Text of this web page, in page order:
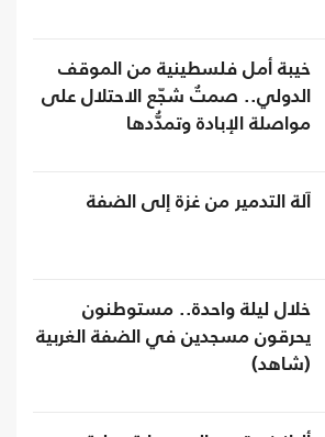
خيبة أمل فلسطينية من الموقف
الدولي.. صمتٌ شجّع الاحتلال على
مواصلة الإبادة وتمدُّدها
آلة التدمير من غزة إلى الضفة
خلال ليلة واحدة.. مستوطنون
يحرقون مسجدين في الضفة الغربية
(شاهد)